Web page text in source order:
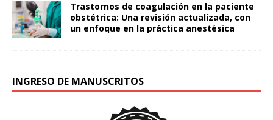
Trastornos de coagulación en la paciente
obstétrica: Una revisión actualizada, con
un enfoque en la práctica anestésica
INGRESO DE MANUSCRITOS